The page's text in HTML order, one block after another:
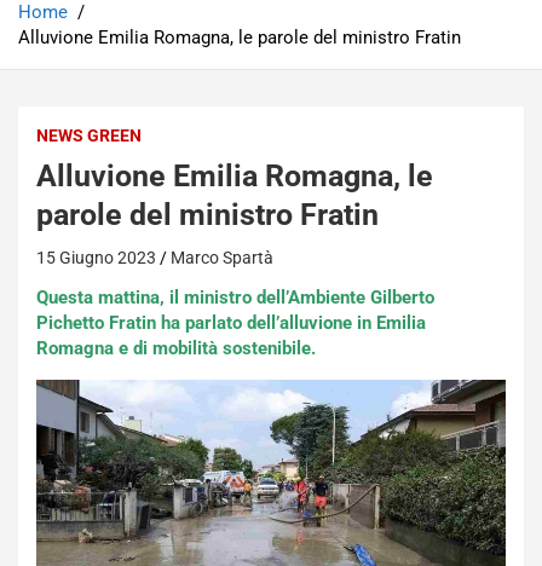
Home
Alluvione Emilia Romagna, le parole del ministro Fratin
NEWS GREEN
Alluvione Emilia Romagna, le
parole del ministro Fratin
15 Giugno 2023 Marco Spartà
Questa mattina, il ministro dell’Ambiente Gilberto
Pichetto Fratin ha parlato dell’alluvione in Emilia
Romagna e di mobilità sostenibile.